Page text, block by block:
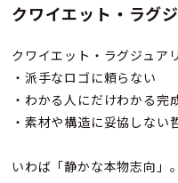
クワイエット・ラグ
クワイエット・ラグジュア
・派手なロゴに頼らない
・わかる人にだけわかる完
・素材や構造に妥協しない
いわば「静かな本物志向」。